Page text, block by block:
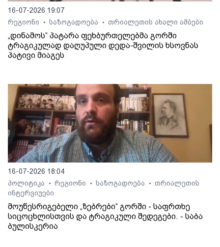
16-07-2026 19:07
რეგიონი
• საზოგადოება • თრიალეთის ახალი ამბები
„დინამოს“ პატარა ფეხბურთელებმა გორში
ტრაგიკულად დაღუპული დედა-შვილის ხსოვნას
პატივი მიაგეს
16-07-2026 18:04
პოლიტიკა
• რეგიონი • საზოგადოება • თრიალეთის
ინტერვიუები
მოუწესრიგებელი „ზებრები“ გორში - საფრთხე
სიცოცხლისთვის და ტრაგიკული შედეგები. - საბა
ბულისკერია